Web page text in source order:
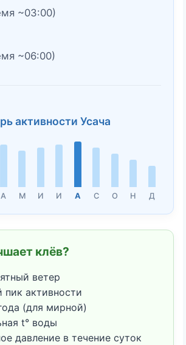
~03:00)
~06:00)
активности Усача
А М И И А С О Н Д
клёв?
ветер
пик активности
(для мирной)
t° воды
давление в течение суток